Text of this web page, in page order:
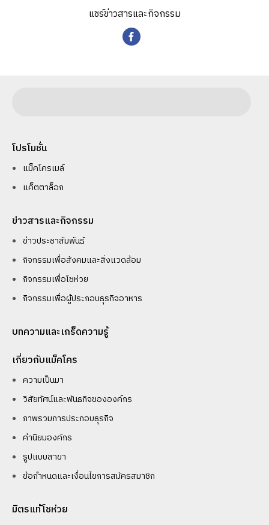
แชร์ข่าวสารและกิจกรรม
โปรโมชั่น
แม็คโครเมล์
แค็ตตาล็อก
ข่าวสารและกิจกรรม
ข่าวประชาสัมพันธ์
กิจกรรมเพื่อสังคมและสิ่งแวดล้อม
กิจกรรมเพื่อโชห่วย
กิจกรรมเพื่อผู้ประกอบธุรกิจอาหาร
บทความและเกร็ดความรู้
เกี่ยวกับแม็คโคร
ความเป็นมา
วิสัยทัศน์และพันธกิจขององค์กร
ภาพรวมการประกอบธุรกิจ
ค่านิยมองค์กร
รูปแบบสาขา
ข้อกำหนดและเงื่อนไขการสมัครสมาชิก
มิตรแท้โชห่วย